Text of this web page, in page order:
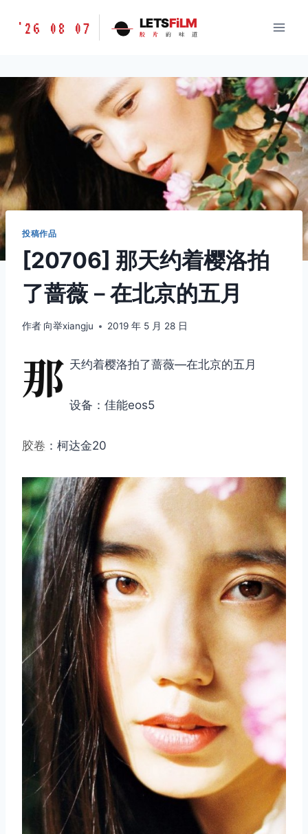
胶
味
LETSFILM
'26 08 07 LETSFiLM
胶 片 的 味 道
投稿作品
[20706] 那天约着樱洛拍
了蔷薇－在北京的五月
作者 向举xiangju 2019 年 5 月 28 日
那 天约着樱洛拍了蔷薇—在北京的五月
设备：佳能eos5
胶卷 ：柯达金20